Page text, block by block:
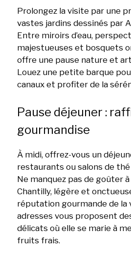
Prolongez la visite par une
vastes jardins dessinés par
Entre miroirs d’eau,
majestueuses et bosquets
offre une pause nature et
Louez une petite barque
canaux et profiter de la
Pause déjeuner :
gourmandise
À midi, offrez-vous un
restaurants ou salons de
Ne manquez pas de goûter
Chantilly, légère et
réputation gourmande de la
adresses vous proposent
délicats où elle se marie à
fruits frais.